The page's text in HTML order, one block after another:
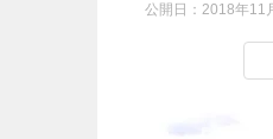
公開日： 2018年11